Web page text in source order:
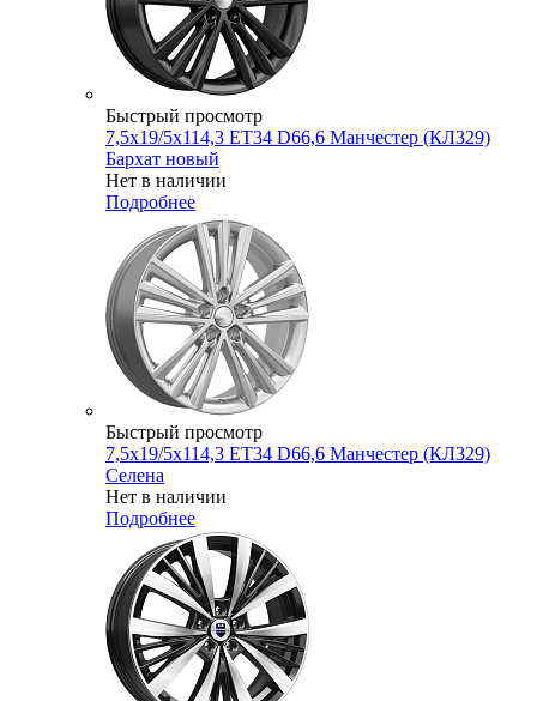
Быстрый просмотр
7,5x19/5x114,3 ET34 D66,6 Манчестер (КЛ329)
Бархат новый
Нет в наличии
Подробнее
Быстрый просмотр
7,5x19/5x114,3 ET34 D66,6 Манчестер (КЛ329)
Селена
Нет в наличии
Подробнее